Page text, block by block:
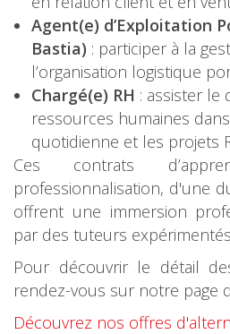
Agent(e) d’Exploitation
Bastia) : participer à la
l’organisation logistique
Chargé(e) RH : assister le
ressources humaines
quotidienne et les projets
Ces contrats
professionnalisation, d'une
offrent une immersion
par des tuteurs
Pour découvrir le détail
rendez-vous sur notre page
Découvrez nos offres